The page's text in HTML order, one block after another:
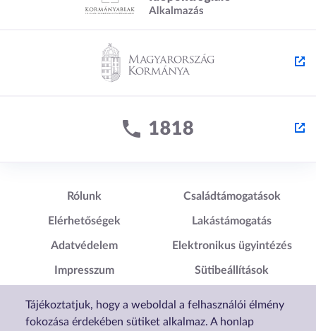
Tájékoztatjuk, hogy a weboldal a felhasználói élmény
fokozása érdekében sütiket alkalmaz. A honlap
Lábléc1
Rólunk
Elérhetőségek
Adatvédelem
Impresszum
Nyilatkozat
Lábléc2
Családtámogatások
Lakástámogatás
Elektronikus ügyintézés
Sütibeállítások